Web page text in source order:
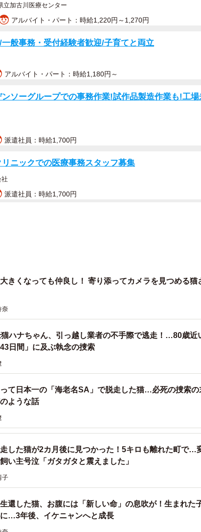
を見つけると毎日そばに来てくれるようになり、どんど
も覚めてもにゃーちゃんたちのことばかり考えていたこ
暮らしで、家族みな動物と暮らした経験がなかったため
コロナウイルスによる緊急事態宣言が発令。それを機に
迎え入れることを決めたといいます。
ング
ん（左）とにゃーちゃん（右）（画像提供：にゃーちゃん＆おにいち
ーちゃんとおにいちゃんを保護することができました
ほど。ようやくふたりと新たな暮らしを始めました矢
立加古川医療センター
アルバイト・パート：時給1,220円～1,270円
般事務・受付経験者歓迎/子育てと両立
アルバイト・パート：時給1,180円～
ソーグループでの事務作業!試作品製造作業も!工場
派遣社員：時給1,700円
ニックでの医療事務スタッフ募集
派遣社員：時給1,700円
大きくなっても仲良し！ 寄り添ってカメラを見つめる猫
奈
ハナちゃん、引っ越し業者の不手際で逃走！…80歳近
日間」に及ぶ執念の捜索
て日本一の「海老名SA」で脱走した猫…必死の捜索の
ような話
した猫が2カ月後に見つかった！5キロも離れた町で…
い主号泣「ガタガタと震えました」
子
還した猫、お腹には「新しい命」の息吹が！生まれた
…3年後、イケニャンへと成長